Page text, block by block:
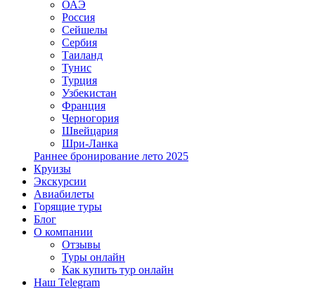
ОАЭ
Россия
Сейшелы
Сербия
Таиланд
Тунис
Турция
Узбекистан
Франция
Черногория
Швейцария
Шри-Ланка
Раннее бронирование лето 2025
Круизы
Экскурсии
Авиабилеты
Горящие туры
Блог
О компании
Отзывы
Туры онлайн
Как купить тур онлайн
Наш Telegram